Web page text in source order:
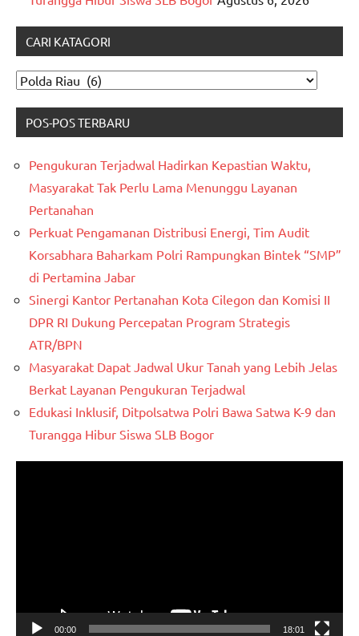
CARI KATAGORI
CARI
POS-POS TERBARU
Pengukuran Terjadwal Hadirkan Kepastian Waktu,
Masyarakat Tak Perlu Lama Menunggu Layanan
Pertanahan
Perkuat Pengamanan Distribusi Energi, Tim Audit
Korsabhara Baharkam Polri Rampungkan Bintek “SMP”
di Pertamina Jabar
Sinergi Kantor Pertanahan Kota Cilegon dan Komisi II
DPR RI Dukung Percepatan Program Strategis
ATR/BPN
Masyarakat Dapat Jadwal Ukur Tanah yang Lebih Jelas
Berkat Layanan Pengukuran Terjadwal
Edukasi Inklusif, Ditpolsatwa Polri Bawa Satwa K-9 dan
Turangga Hibur Siswa SLB Bogor
00:00 18:01